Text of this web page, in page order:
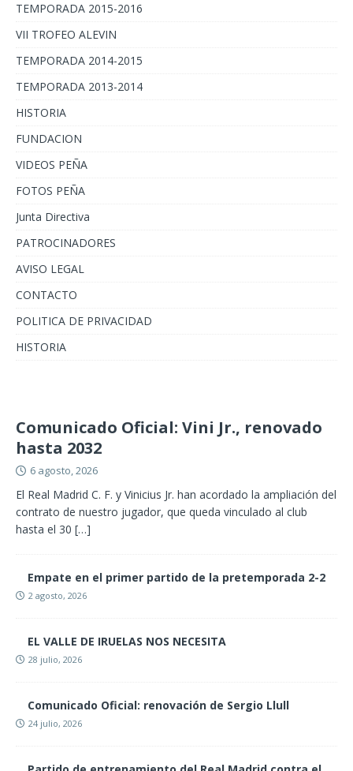
TEMPORADA 2015-2016
VII TROFEO ALEVIN
TEMPORADA 2014-2015
TEMPORADA 2013-2014
HISTORIA
FUNDACION
VIDEOS PEÑA
FOTOS PEÑA
Junta Directiva
PATROCINADORES
AVISO LEGAL
CONTACTO
POLITICA DE PRIVACIDAD
HISTORIA
Comunicado Oficial: Vini Jr., renovado
hasta 2032
6 agosto, 2026
El Real Madrid C. F. y Vinicius Jr. han acordado la ampliación del
contrato de nuestro jugador, que queda vinculado al club
hasta el 30 […]
Empate en el primer partido de la pretemporada 2-2
2 agosto, 2026
EL VALLE DE IRUELAS NOS NECESITA
28 julio, 2026
Comunicado Oficial: renovación de Sergio Llull
24 julio, 2026